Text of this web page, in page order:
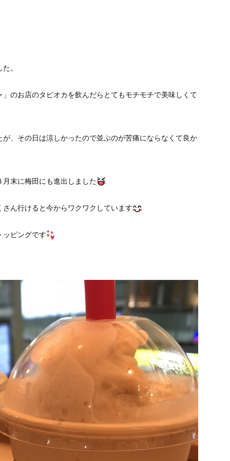
。
のお店のタピオカを飲んだらとてもモチモチで美味しくて
、その日は涼しかったので並ぶのが苦痛にならなくて良か
末に梅田にも進出しました
ん行けると今からワクワクしています
ッピングです